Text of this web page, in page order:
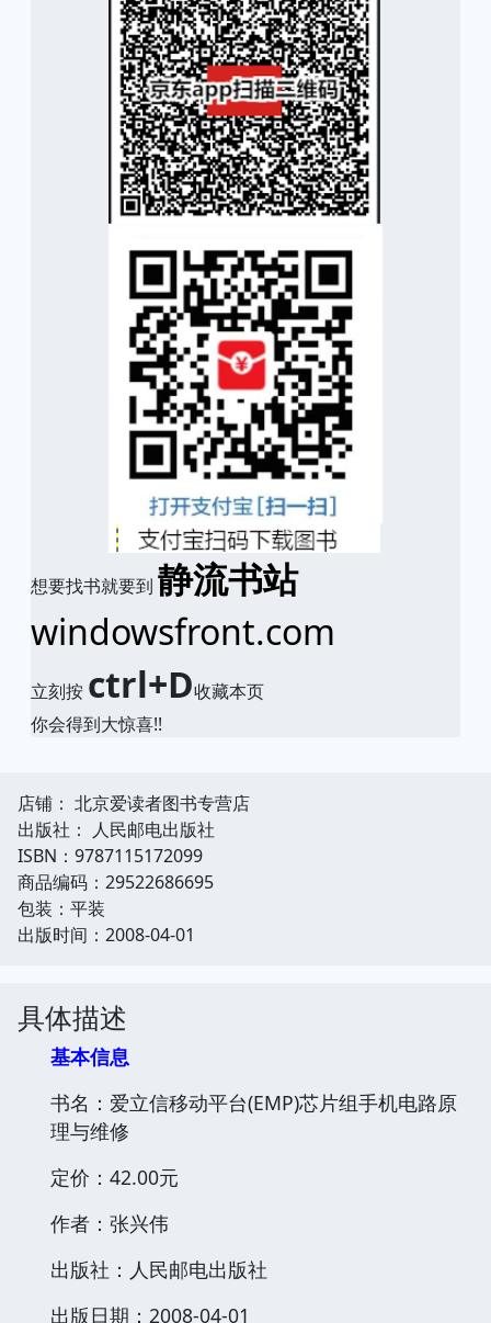
想要找书就要到 静流书站
windowsfront.com
立刻按 ctrl+D收藏本页
你会得到大惊喜!!
店铺： 北京爱读者图书专营店
出版社： 人民邮电出版社
ISBN：9787115172099
商品编码：29522686695
包装：平装
出版时间：2008-04-01
具体描述
基本信息
书名：爱立信移动平台(EMP)芯片组手机电路原
理与维修
定价：42.00元
作者：张兴伟
出版社：人民邮电出版社
出版日期：2008-04-01